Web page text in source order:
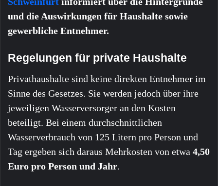
und die Auswirkungen für Haushalte sowie
gewerbliche Entnehmer.
Regelungen für private Haushalte
Privathaushalte sind keine direkten Entnehmer im
Sinne des Gesetzes. Sie werden jedoch über ihre
jeweiligen Wasserversorger an den Kosten
beteiligt. Bei einem durchschnittlichen
Wasserverbrauch von 125 Litern pro Person und
Tag ergeben sich daraus Mehrkosten von etwa 4,50
Euro pro Person und Jahr.